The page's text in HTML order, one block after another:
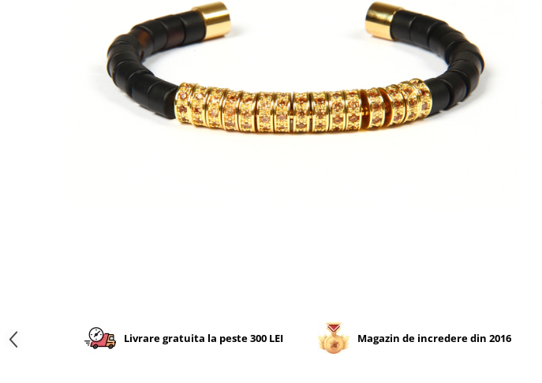
Livrare gratuita la peste 300 LEI Magazin de incredere din 2016